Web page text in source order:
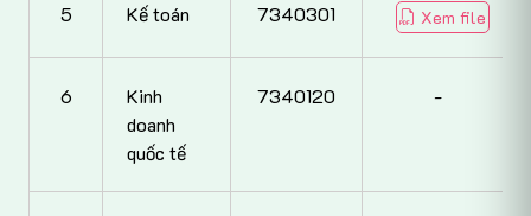
5 Kế toán 7340301 Xem file
6
Kinh
doanh
quốc tế
7340120 -